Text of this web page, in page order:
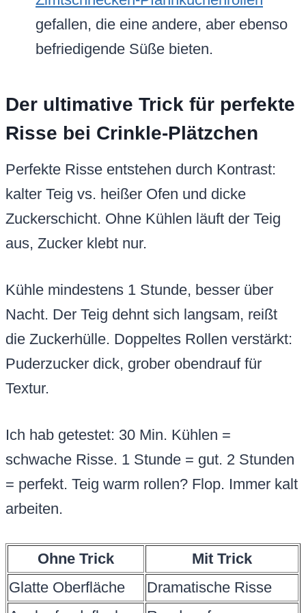
gefallen, die eine andere, aber ebenso
befriedigende Süße bieten.
Der ultimative Trick für perfekte
Risse bei Crinkle-Plätzchen
Perfekte Risse entstehen durch Kontrast:
kalter Teig vs. heißer Ofen und dicke
Zuckerschicht. Ohne Kühlen läuft der Teig
aus, Zucker klebt nur.
Kühle mindestens 1 Stunde, besser über
Nacht. Der Teig dehnt sich langsam, reißt
die Zuckerhülle. Doppeltes Rollen verstärkt:
Puderzucker dick, grober obendrauf für
Textur.
Ich hab getestet: 30 Min. Kühlen =
schwache Risse. 1 Stunde = gut. 2 Stunden
= perfekt. Teig warm rollen? Flop. Immer kalt
arbeiten.
Ohne Trick
Mit Trick
Glatte Oberfläche
Dramatische Risse